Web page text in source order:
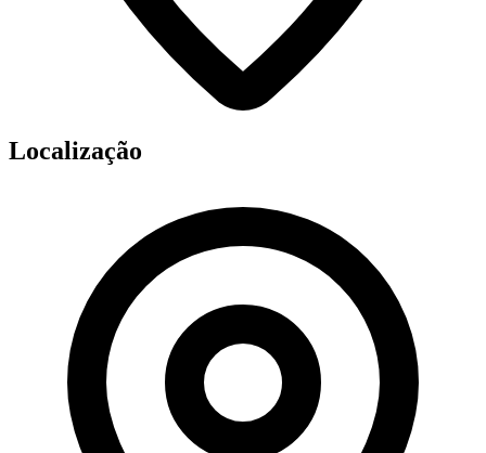
Localização